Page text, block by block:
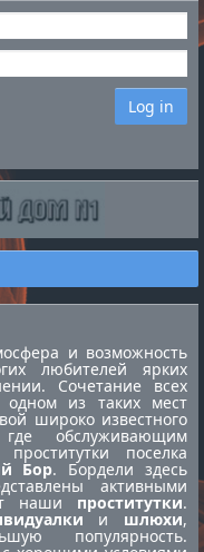
Log in
и возможность
любителей ярких
Сочетание всех
из таких мест
широко известного
обслуживающим
проститутки поселка
Бор. Бордели здесь
активными
наши проститутки.
и шлюхи,
популярность.